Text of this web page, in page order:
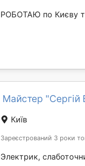
РОБОТАЮ по Києву
Майстер "Сергій
Київ
Зареєстрований 3 роки
Электрик,